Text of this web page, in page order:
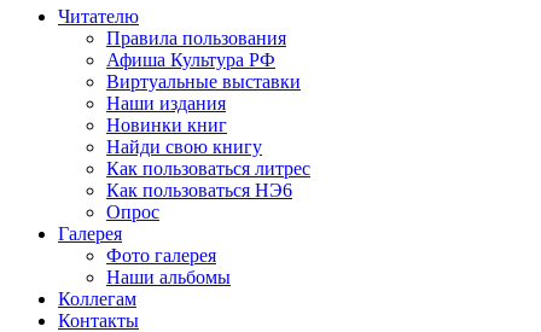
Читателю
Правила пользования
Афиша Культура РФ
Виртуальные выставки
Наши издания
Новинки книг
Найди свою книгу
Как пользоваться литрес
Как пользоваться НЭ6
Опрос
Галерея
Фото галерея
Наши альбомы
Коллегам
Контакты